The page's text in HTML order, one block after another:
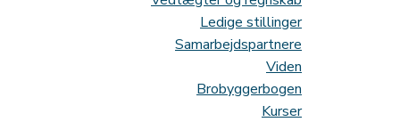
Ledige stillinger
Samarbejdspartnere
Viden
Brobyggerbogen
Kurser